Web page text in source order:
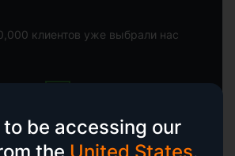
клиентов уже выбрали нас
торговых условий в отрасли:
to be accessing our